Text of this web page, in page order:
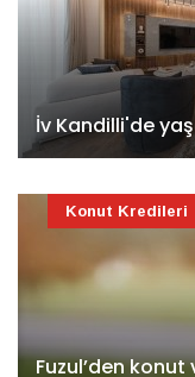
İv Kandilli'de
Fuzul’den
Konut Kredileri